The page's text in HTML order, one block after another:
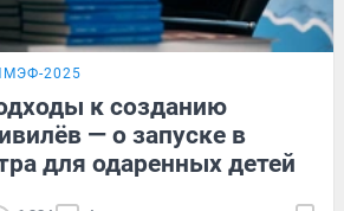
2025
к созданию
— о запуске в
для одаренных детей